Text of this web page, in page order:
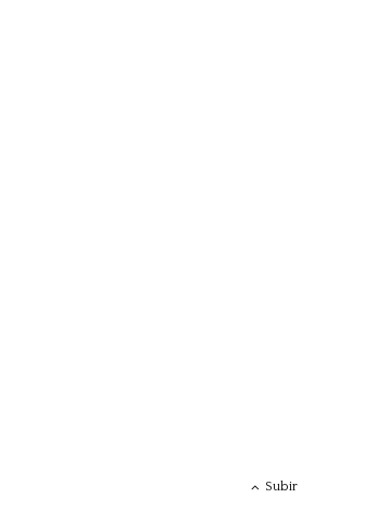
Subir